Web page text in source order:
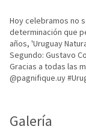
Hoy celebramos no
determinación que
años, 'Uruguay
Segundo: Gustavo
Gracias a todas las
@pagnifique.uy
Galería